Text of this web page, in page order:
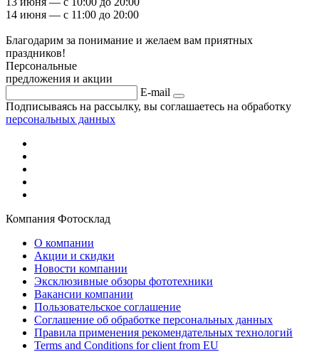
14 июня — с 11:00 до 20:00
Благодарим за понимание и желаем вам приятных
праздников!
Персональные
предложения и акции
E-mail
Подписываясь на рассылку, вы соглашаетесь на обработку
персональных данных
Компания Фотосклад
О компании
Акции и скидки
Новости компании
Эксклюзивные обзоры фототехники
Вакансии компании
Пользовательское соглашение
Соглашение об обработке персональных данных
Правила применения рекомендательных технологий
Terms and Conditions for client from EU